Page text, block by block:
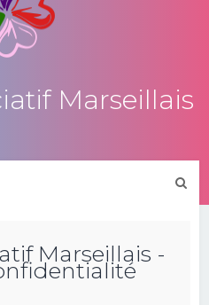
Marseillais
Marseillais -